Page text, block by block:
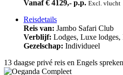
Vanaf € 4129,- p.p. Excl. vlucht
Reisdetails
Reis van: Jambo Safari Club
Verblijf: Lodges, Luxe
Gezelschap: Individueel
13 daagse privé reis en Engels